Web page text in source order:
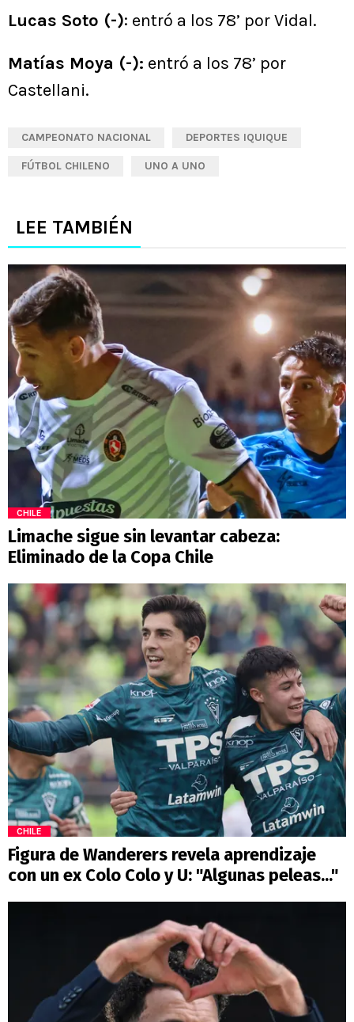
Lucas Soto (-): entró a los 78’ por Vidal.
Matías Moya (-): entró a los 78’ por
Castellani.
CAMPEONATO NACIONAL DEPORTES IQUIQUE
FÚTBOL CHILENO UNO A UNO
LEE TAMBIÉN
CHILE
Limache sigue sin levantar cabeza:
Eliminado de la Copa Chile
CHILE
Figura de Wanderers revela aprendizaje
con un ex Colo Colo y U: "Algunas peleas..."